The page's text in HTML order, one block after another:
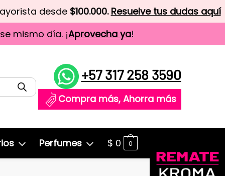
desde $100.000. Resuelve tus dudas aquí
mismo día. ¡Aprovecha ya!
+57 317 258 3590
Compra más, Ahorra más
Perfumes $ 0 0